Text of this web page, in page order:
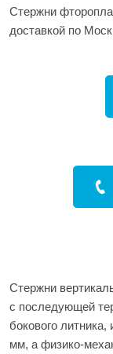
Стержни
доставкой по
Стержни
с последующей
бокового
мм, а физико-